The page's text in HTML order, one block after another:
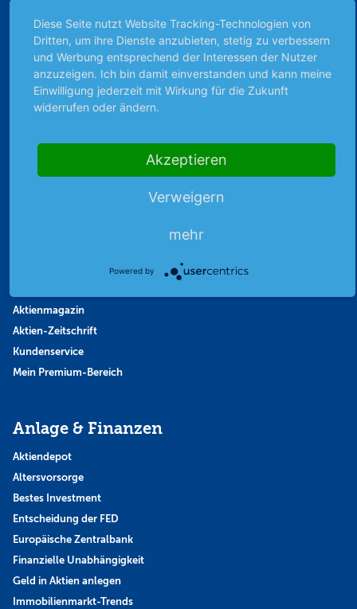
Börsengerüchte
Börsengespräche
Börsennews
Favoriten
Finanzpodcast
Thema der Woche
Abonnement kündigen
Aktienmagazin
Aktien-Zeitschrift
Kundenservice
Mein Premium-Bereich
Anlage & Finanzen
Aktiendepot
Altersvorsorge
Bestes Investment
Entscheidung der FED
Europäische Zentralbank
Finanzielle Unabhängigkeit
Geld in Aktien anlegen
Immobilienmarkt-Trends
Diese Seite nutzt Website Tracking-Technologien von
Dritten, um ihre Dienste anzubieten, stetig zu verbessern
und Werbung entsprechend der Interessen der Nutzer
anzuzeigen. Ich bin damit einverstanden und kann meine
Einwilligung jederzeit mit Wirkung für die Zukunft
widerrufen oder ändern.
Akzeptieren
Verweigern
mehr
Powered by